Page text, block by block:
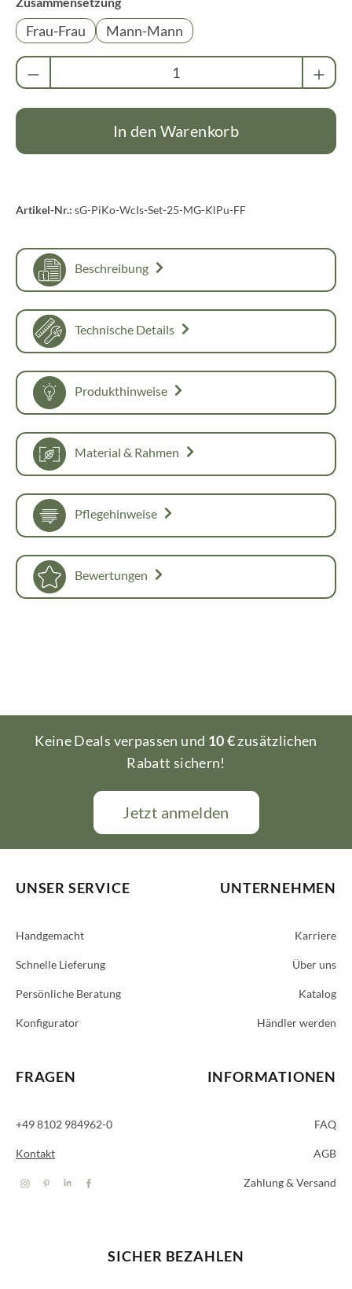
Frau-Frau Mann-Mann
Produkt Anzahl: Gib den gewünschten Wert
In den Warenkorb
Artikel-Nr.: sG-PiKo-WcIs-Set-25-MG-KlPu-FF
Beschreibung
Technische Details
Produkthinweise
Material & Rahmen
Pflegehinweise
Bewertungen
Keine Deals verpassen und 10 €zusätzlichen
Rabatt sichern!
Jetzt anmelden
UNSER SERVICE
Handgemacht
Schnelle Lieferung
Persönliche Beratung
Konfigurator
FRAGEN
+49 8102 984962-0
Kontakt
UNTERNEHMEN
Karriere
Über uns
Katalog
Händler werden
INFORMATIONEN
FAQ
AGB
Zahlung & Versand
SICHER BEZAHLEN